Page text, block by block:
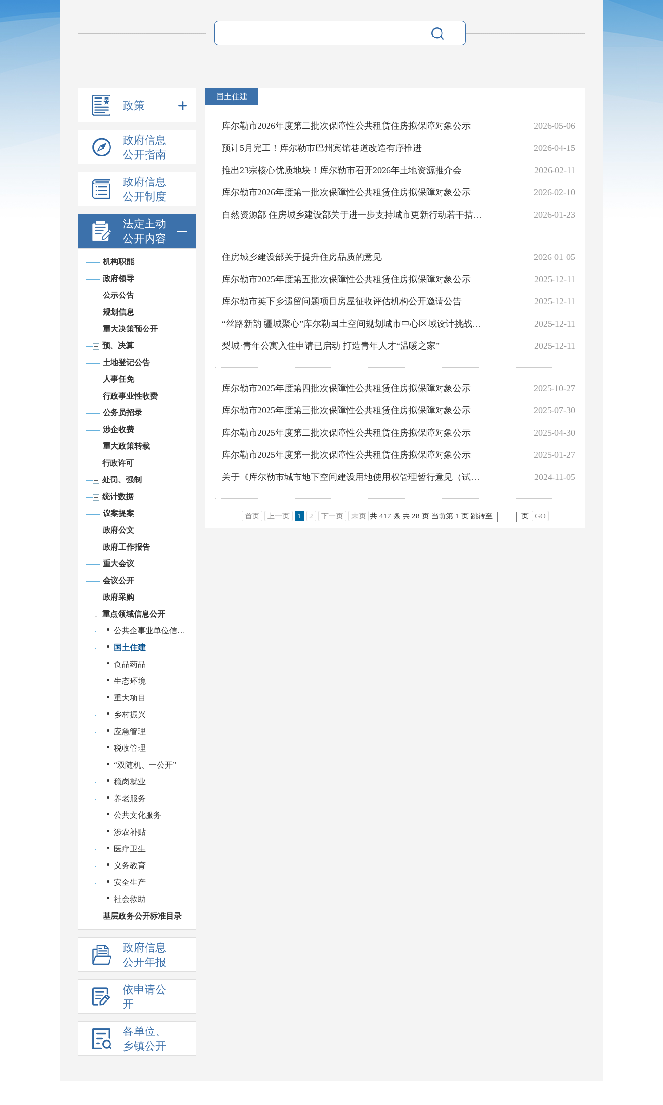
政策
政府信息
公开指南
政府信息
公开制度
法定主动
公开内容
机构职能
政府领导
公示公告
规划信息
重大决策预公开
预、决算
土地登记公告
人事任免
行政事业性收费
公务员招录
涉企收费
重大政策转载
行政许可
处罚、强制
统计数据
议案提案
政府公文
政府工作报告
重大会议
会议公开
政府采购
重点领域信息公开
公共企事业单位信息公开
国土住建
食品药品
生态环境
重大项目
乡村振兴
应急管理
税收管理
“双随机、一公开”
稳岗就业
养老服务
公共文化服务
涉农补贴
医疗卫生
义务教育
安全生产
社会救助
基层政务公开标准目录
政府信息
公开年报
依申请公
开
各单位、
乡镇公开
国土住建
2026-05-06
库尔勒市2026年度第二批次保障性公共租赁住房拟保障对象公示
2026-04-15
预计5月完工！库尔勒市巴州宾馆巷道改造有序推进
2026-02-11
推出23宗核心优质地块！库尔勒市召开2026年土地资源推介会
2026-02-10
库尔勒市2026年度第一批次保障性公共租赁住房拟保障对象公示
2026-01-23
自然资源部 住房城乡建设部关于进一步支持城市更新行动若干措施的通知
2026-01-05
住房城乡建设部关于提升住房品质的意见
2025-12-11
库尔勒市2025年度第五批次保障性公共租赁住房拟保障对象公示
2025-12-11
库尔勒市英下乡遗留问题项目房屋征收评估机构公开邀请公告
2025-12-11
“丝路新韵 疆城聚心”库尔勒国土空间规划城市中心区域设计挑战赛启动会召开
2025-12-11
梨城·青年公寓入住申请已启动 打造青年人才“温暖之家”
2025-10-27
库尔勒市2025年度第四批次保障性公共租赁住房拟保障对象公示
2025-07-30
库尔勒市2025年度第三批次保障性公共租赁住房拟保障对象公示
2025-04-30
库尔勒市2025年度第二批次保障性公共租赁住房拟保障对象公示
2025-01-27
库尔勒市2025年度第一批次保障性公共租赁住房拟保障对象公示
2024-11-05
关于《库尔勒市城市地下空间建设用地使用权管理暂行意见（试行）》征求意见结果的公告
首页 上一页 1 2 下一页 末页 共 417 条 共 28 页 当前第 1 页 跳转至 页 GO